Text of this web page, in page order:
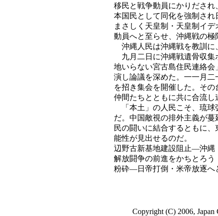
移民と戦争動員にかりださ
本国民として同化を強制さ
まさしく天皇制・天皇制イ
動員へと至らせ、沖縄戦の
沖縄人民は沖縄戦を教訓に
九月二日に沖縄戦遺骨収集
地いらない宮古島住民連絡
演し論議を深めた。一一月
を招き集会を開催した。そ
仲間たちとともに共に合流
「本土」の人民こそ、琉球
だ。中国敵視の排外主義が
民の闘いに結合するともに
能性が見出せるのだ。
辺野古新基地建設阻止―沖
解放闘争の前進をかちとろ
粉砕―日帝打倒・米帝放逐へ
Copyright (C) 2006, Japan